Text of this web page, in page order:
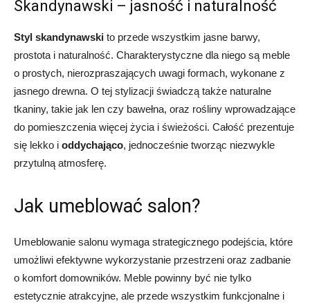
Skandynawski – jasność i naturalność
Styl skandynawski to przede wszystkim jasne barwy,
prostota i naturalność. Charakterystyczne dla niego są meble
o prostych, nierozpraszających uwagi formach, wykonane z
jasnego drewna. O tej stylizacji świadczą także naturalne
tkaniny, takie jak len czy bawełna, oraz rośliny wprowadzające
do pomieszczenia więcej życia i świeżości. Całość prezentuje
się lekko i oddychająco, jednocześnie tworząc niezwykle
przytulną atmosferę.
Jak umeblować salon?
Umeblowanie salonu wymaga strategicznego podejścia, które
umożliwi efektywne wykorzystanie przestrzeni oraz zadbanie
o komfort domowników. Meble powinny być nie tylko
estetycznie atrakcyjne, ale przede wszystkim funkcjonalne i